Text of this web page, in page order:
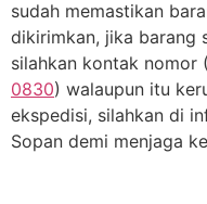
sudah memastikan
dikirimkan, jika barang
silahkan kontak nomor
0830) walaupun itu
ekspedisi, silahkan di
Sopan demi menjaga